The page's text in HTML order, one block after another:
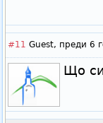
#11 Guest, преди 6
Що